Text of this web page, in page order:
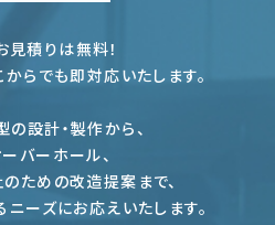
見積りは無料！
らでも即対応いたします。
設計・製作から、
バーホール、
ための改造提案まで、
ーズにお応えいたします。